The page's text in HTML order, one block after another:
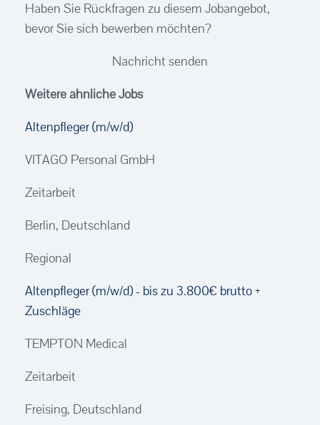
Haben Sie Rückfragen zu diesem Jobangebot,
bevor Sie sich bewerben möchten?
Nachricht senden
Weitere ähnliche Jobs
Altenpfleger (m/w/d)
VITAGO Personal GmbH
Zeitarbeit
Berlin, Deutschland
Regional
Altenpfleger (m/w/d) - bis zu 3.800€ brutto +
Zuschläge
TEMPTON Medical
Zeitarbeit
Freising, Deutschland